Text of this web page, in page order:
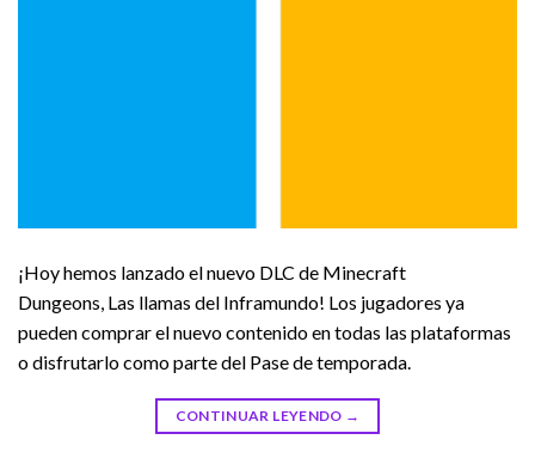
¡Hoy hemos lanzado el nuevo DLC de Minecraft
Dungeons, Las llamas del Inframundo! Los jugadores ya
pueden comprar el nuevo contenido en todas las plataformas
o disfrutarlo como parte del Pase de temporada.
CONTINUAR LEYENDO →